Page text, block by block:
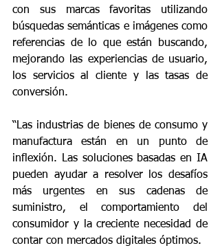
con sus marcas favoritas utilizando
búsquedas semánticas e imágenes como
referencias de lo que están buscando,
mejorando las experiencias de usuario,
los servicios al cliente y las tasas de
conversión.
“Las industrias de bienes de consumo y
manufactura están en un punto de
inflexión. Las soluciones basadas en IA
pueden ayudar a resolver los desafíos
más urgentes en sus cadenas de
suministro, el comportamiento del
consumidor y la creciente necesidad de
contar con mercados digitales óptimos.